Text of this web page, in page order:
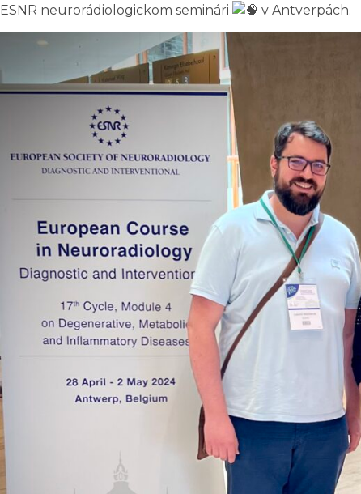
ESNR neurorádiologickom seminári
v Antverpách.